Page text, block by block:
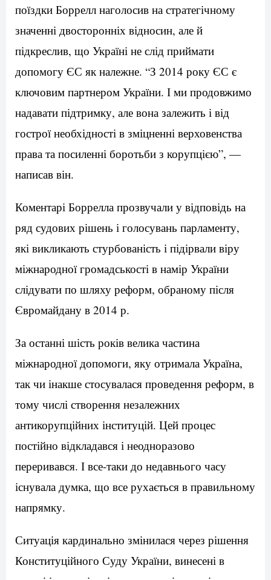
поїздки Боррелл наголосив на стратегічному
значенні двосторонніх відносин, але й
підкреслив, що Україні не слід приймати
допомогу ЄС як належне. “З 2014 року ЄС є
ключовим партнером України. І ми продовжимо
надавати підтримку, але вона залежить і від
гострої необхідності в зміцненні верховенства
права та посиленні боротьби з корупцією”, —
написав він.
Коментарі Боррелла прозвучали у відповідь на
ряд судових рішень і голосувань парламенту,
які викликають стурбованість і підірвали віру
міжнародної громадськості в намір України
слідувати по шляху реформ, обраному після
Євромайдану в 2014 р.
За останні шість років велика частина
міжнародної допомоги, яку отримала Україна,
так чи інакше стосувалася проведення реформ, в
тому числі створення незалежних
антикорупційних інституцій. Цей процес
постійно відкладався і неодноразово
переривався. І все-таки до недавнього часу
існувала думка, що все рухається в правильному
напрямку.
Ситуація кардинально змінилася через рішення
Конституційного Суду України, винесені в